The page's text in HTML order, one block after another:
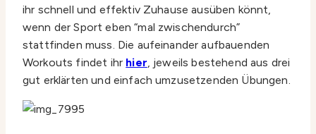
ihr schnell und effektiv Zuhause ausüben könnt,
wenn der Sport eben “mal zwischendurch”
stattfinden muss. Die aufeinander aufbauenden
Workouts findet ihr hier, jeweils bestehend aus drei
gut erklärten und einfach umzusetzenden Übungen.